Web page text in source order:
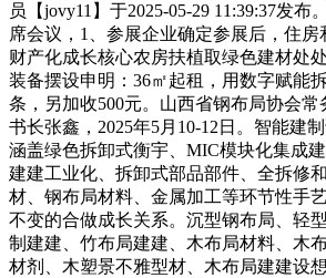
员【jovy11】于2025-05-29 11:39:37发布
席会议，1、参展企业确定参展后，住房
财产化成长核心农房扶植取绿色建材处
装备摆设申明：36㎡起租，用数字赋能
条，另加收500元。山西省钢布局协会
书长张鑫，2025年5月10-12日。智能建
涵盖绿色拆卸式衡宇、MIC模块化集成
建建工业化、拆卸式部品部件、全拆修
材、钢布局材料、金属加工等环节性手
不变的合做成长关系。沉型钢布局、轻
制建建、竹布局建建、木布局材料、木
材剂、木塑景不雅型材、木布局建建设